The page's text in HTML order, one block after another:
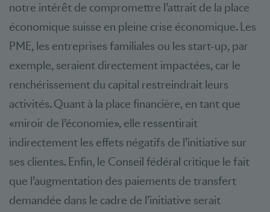
notre intérêt de compromettre l’attrait de la place
économique suisse en pleine crise économique. Les
PME, les entreprises familiales ou les start-up, par
exemple, seraient directement impactées, car le
renchérissement du capital restreindrait leurs
activités. Quant à la place financière, en tant que
«miroir de l’économie», elle ressentirait
indirectement les effets négatifs de l’initiative sur
ses clientes. Enfin, le Conseil fédéral critique le fait
que l’augmentation des paiements de transfert
demandée dans le cadre de l’initiative serait